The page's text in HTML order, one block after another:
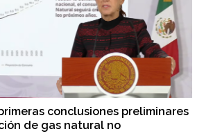
conclusiones preliminares
de gas natural no